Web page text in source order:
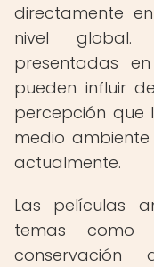
directamente
nivel global.
presentadas
pueden influir
percepción que
medio
actualmente.
Las películas
temas como